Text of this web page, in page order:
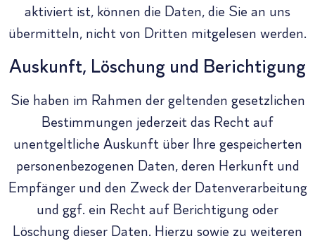
aktiviert ist, können die Daten, die Sie an uns
übermitteln, nicht von Dritten mitgelesen werden.
Auskunft, Löschung und Berichtigung
Sie haben im Rahmen der geltenden gesetzlichen
Bestimmungen jederzeit das Recht auf
unentgeltliche Auskunft über Ihre gespeicherten
personenbezogenen Daten, deren Herkunft und
Empfänger und den Zweck der Datenverarbeitung
und ggf. ein Recht auf Berichtigung oder
Löschung dieser Daten. Hierzu sowie zu weiteren